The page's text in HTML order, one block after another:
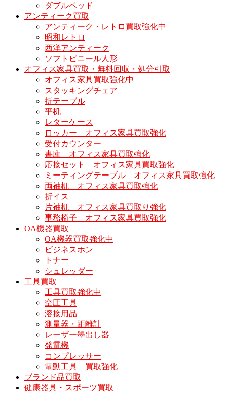
ダブルベッド
アンティーク買取
アンティーク・レトロ買取強化中
昭和レトロ
西洋アンティーク
ソフトビニール人形
オフィス家具買取・無料回収・処分引取
オフィス家具買取強化中
スタッキングチェア
折テーブル
平机
レターケース
ロッカー オフィス家具買取強化
受付カウンター
書庫 オフィス家具買取強化
応接セット オフィス家具買取強化
ミーティングテーブル オフィス家具買取強化
両袖机 オフィス家具買取強化
折イス
片袖机 オフィス家具買取り強化
事務椅子 オフィス家具買取強化
OA機器買取
OA機器買取強化中
ビジネスホン
トナー
シュレッダー
工具買取
工具買取強化中
空圧工具
溶接用品
測量器・距離計
レーザー墨出し器
発電機
コンプレッサー
電動工具 買取強化
ブランド品買取
健康器具・スポーツ買取